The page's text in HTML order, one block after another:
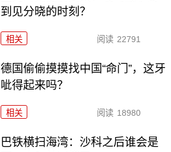
到见分晓的时刻？
相关 阅读 22791
德国偷偷摸摸找中国“命门”，这牙
呲得起来吗？
相关 阅读 18980
巴铁横扫海湾：沙科之后谁会是